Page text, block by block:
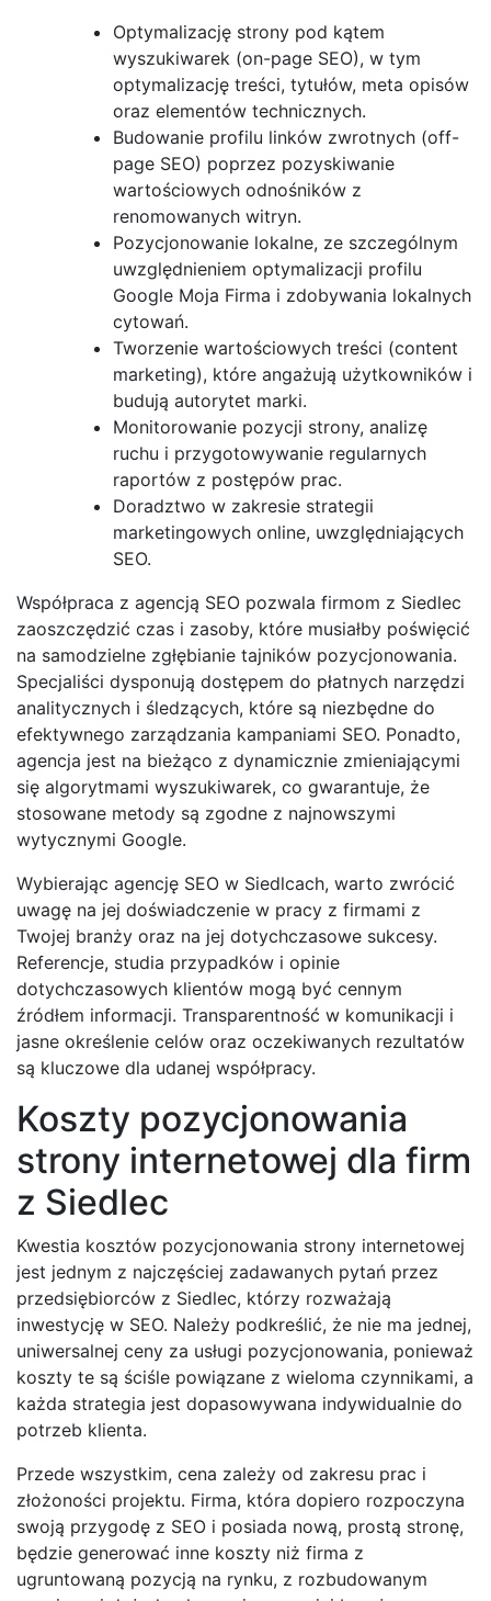
Optymalizację strony pod kątem
wyszukiwarek (on-page SEO), w tym
optymalizację treści, tytułów, meta opisów
oraz elementów technicznych.
Budowanie profilu linków zwrotnych (off-
page SEO) poprzez pozyskiwanie
wartościowych odnośników z
renomowanych witryn.
Pozycjonowanie lokalne, ze szczególnym
uwzględnieniem optymalizacji profilu
Google Moja Firma i zdobywania lokalnych
cytowań.
Tworzenie wartościowych treści (content
marketing), które angażują użytkowników i
budują autorytet marki.
Monitorowanie pozycji strony, analizę
ruchu i przygotowywanie regularnych
raportów z postępów prac.
Doradztwo w zakresie strategii
marketingowych online, uwzględniających
SEO.
Współpraca z agencją SEO pozwala firmom z Siedlec
zaoszczędzić czas i zasoby, które musiałby poświęcić
na samodzielne zgłębianie tajników pozycjonowania.
Specjaliści dysponują dostępem do płatnych narzędzi
analitycznych i śledzących, które są niezbędne do
efektywnego zarządzania kampaniami SEO. Ponadto,
agencja jest na bieżąco z dynamicznie zmieniającymi
się algorytmami wyszukiwarek, co gwarantuje, że
stosowane metody są zgodne z najnowszymi
wytycznymi Google.
Wybierając agencję SEO w Siedlcach, warto zwrócić
uwagę na jej doświadczenie w pracy z firmami z
Twojej branży oraz na jej dotychczasowe sukcesy.
Referencje, studia przypadków i opinie
dotychczasowych klientów mogą być cennym
źródłem informacji. Transparentność w komunikacji i
jasne określenie celów oraz oczekiwanych rezultatów
są kluczowe dla udanej współpracy.
Koszty pozycjonowania
strony internetowej dla firm
z Siedlec
Kwestia kosztów pozycjonowania strony internetowej
jest jednym z najczęściej zadawanych pytań przez
przedsiębiorców z Siedlec, którzy rozważają
inwestycję w SEO. Należy podkreślić, że nie ma jednej,
uniwersalnej ceny za usługi pozycjonowania, ponieważ
koszty te są ściśle powiązane z wieloma czynnikami, a
każda strategia jest dopasowywana indywidualnie do
potrzeb klienta.
Przede wszystkim, cena zależy od zakresu prac i
złożoności projektu. Firma, która dopiero rozpoczyna
swoją przygodę z SEO i posiada nową, prostą stronę,
będzie generować inne koszty niż firma z
ugruntowaną pozycją na rynku, z rozbudowanym